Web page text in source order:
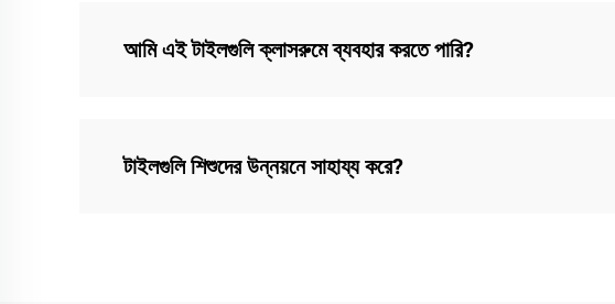
আমি এই টাইলগুলি ক্লাসরুমে ব্যবহার করতে পারি?
টাইলগুলি শিশুদের উন্নয়নে সাহায্য করে?